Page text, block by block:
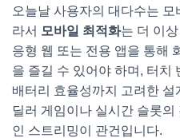
오늘날 사용자의 대다수는
라서 모바일 최적화는 더 이
응형 웹 또는 전용 앱을 통해
을 즐길 수 있어야 하며, 터치
배터리 효율성까지 고려한
딜러 게임이나 실시간 슬롯
인 스트리밍이 관건입니다.